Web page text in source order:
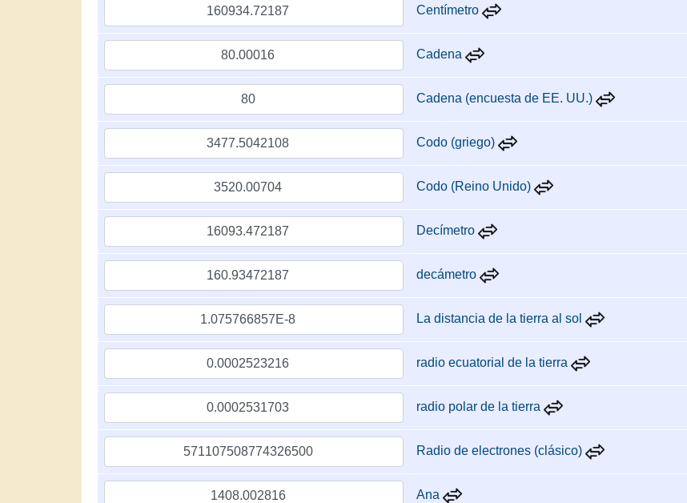
Centímetro
Cadena
Cadena (encuesta de EE. UU.)
Codo (griego)
Codo (Reino Unido)
Decímetro
decámetro
La distancia de la tierra al sol
radio ecuatorial de la tierra
radio polar de la tierra
Radio de electrones (clásico)
Ana